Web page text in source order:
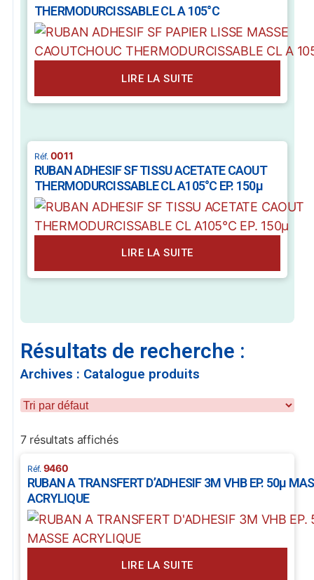
THERMODURCISSABLE CL A 105°C
LIRE LA SUITE
RUBAN ADHESIF SF TISSU ACETATE CAOUT
THERMODURCISSABLE CL A105°C EP. 150µ
0011
LIRE LA SUITE
Résultats de recherche :
Archives : Catalogue produits
7 résultats affichés
RUBAN A TRANSFERT D’ADHESIF 3M VHB EP. 50µ
ACRYLIQUE
9460
LIRE LA SUITE